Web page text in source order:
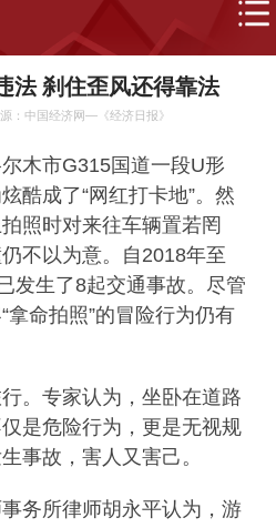
法 刹住歪风还得靠法
：中国经济网—《经济日报》
市G315国道一段U形
酷成了“网红打卡地”。然
照时对来往车辆置若罔
不以为意。自2018年至
发生了8起交通事故。尽管
拿命拍照”的冒险行为仍有
专家认为，坐卧在道路
是危险行为，更是无视规
事故，害人又害己。
所律师胡永平认为，游